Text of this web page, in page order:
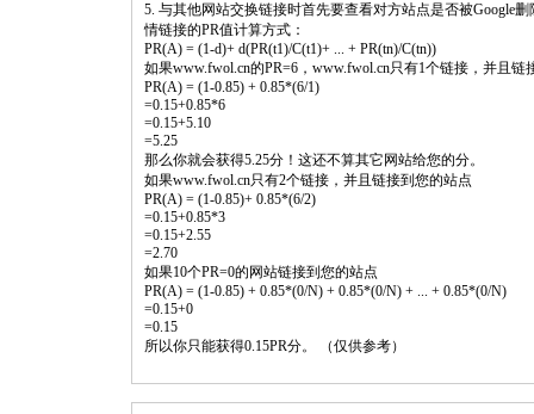
5. 与其他网站交换链接时首先要查看对方站点是否被Google
情链接的PR值计算方式：
PR(A) = (1-d)+ d(PR(t1)/C(t1)+ ... + PR(tn)/C(tn))
如果www.fwol.cn的PR=6，www.fwol.cn只有1个链接，并且链
PR(A) = (1-0.85) + 0.85*(6/1)
=0.15+0.85*6
=0.15+5.10
=5.25
那么你就会获得5.25分！这还不算其它网站给您的分。
如果www.fwol.cn只有2个链接，并且链接到您的站点
PR(A) = (1-0.85)+ 0.85*(6/2)
=0.15+0.85*3
=0.15+2.55
=2.70
如果10个PR=0的网站链接到您的站点
PR(A) = (1-0.85) + 0.85*(0/N) + 0.85*(0/N) + ... + 0.85*(0/N)
=0.15+0
=0.15
所以你只能获得0.15PR分。 （仅供参考）